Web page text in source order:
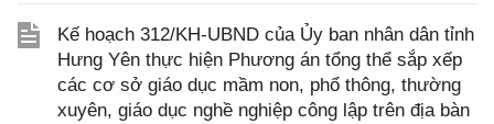
Kế hoạch 312/KH-UBND của Ủy ban nhân dân tỉnh
Hưng Yên thực hiện Phương án tổng thể sắp xếp
các cơ sở giáo dục mầm non, phổ thông, thường
xuyên, giáo dục nghề nghiệp công lập trên địa bàn